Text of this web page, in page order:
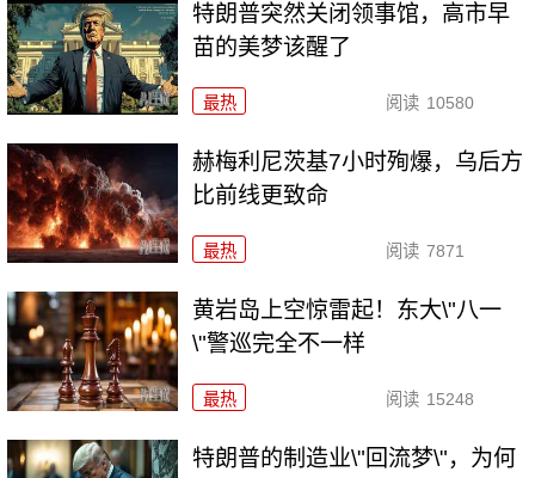
特朗普突然关闭领事馆，高市早
苗的美梦该醒了
最热 阅读 10580
赫梅利尼茨基7小时殉爆，乌后方
比前线更致命
最热 阅读 7871
黄岩岛上空惊雷起！东大\"八一
\"警巡完全不一样
最热 阅读 15248
特朗普的制造业\"回流梦\"，为何